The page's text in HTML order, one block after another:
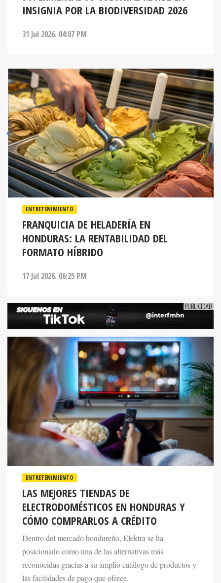
INSIGNIA POR LA BIODIVERSIDAD 2026
31 Jul 2026. 04:07 PM
ENTRETENIMIENTO
FRANQUICIA DE HELADERÍA EN
HONDURAS: LA RENTABILIDAD DEL
FORMATO HÍBRIDO
17 Jul 2026. 06:25 PM
LAS MEJORES TIENDAS DE
ELECTRODOMÉSTICOS EN HONDURAS Y
CÓMO COMPRARLOS A CRÉDITO
Dentro del mercado hondureño, Elektra se ha
posicionado como una de las alternativas más
reconocidas gracias a su amplio catálogo de productos y
las facilidades de pago que ofrece.